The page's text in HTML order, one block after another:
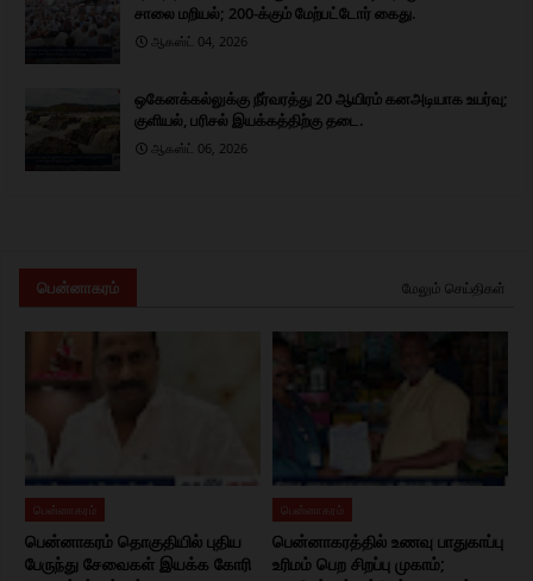
சாலை மறியல்; 200-க்கும் மேற்பட்டோர் கைது.
ஆகஸ்ட் 04, 2026
ஒகேனக்கல்லுக்கு நீர்வரத்து 20 ஆயிரம் கனஅடியாக உயர்வு;
குளியல், பரிசல் இயக்கத்திற்கு தடை.
ஆகஸ்ட் 06, 2026
பென்னாகரம் மேலும் செய்திகள்
பென்னாகரம்
பென்னாகரம் தொகுதியில் புதிய
பேருந்து சேவைகள் இயக்க கோரி
பென்னாகரம்
பென்னாகரத்தில் உணவு பாதுகாப்பு
உரிமம் பெற சிறப்பு முகாம்;